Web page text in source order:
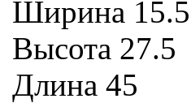
Ширина 15.5
Высота 27.5
Длина 45